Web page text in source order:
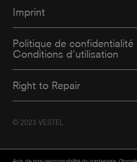
Imprint
Politique de confidentialité
Conditions d’utilisation
Right to Repair
© 2023 VESTEL